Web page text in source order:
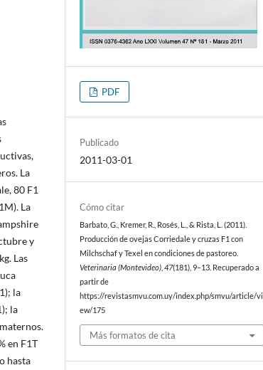
La
80 F1
La
y
Las
la
la
en F1T
hasta
PDF
Publicado
2011-03-01
Cómo citar
Barbato, G., Kremer, R., Rosés, L., & Rista, L. (2011).
Producción de ovejas Corriedale y cruzas F1 con
Milchschaf y Texel en condiciones de pastoreo.
Veterinaria (Montevideo) ,47(181), 9–13. Recuperado a
partir de
https://revistasmvu.com.uy/index.php/smvu/article/vi
ew/175
Más formatos de cita